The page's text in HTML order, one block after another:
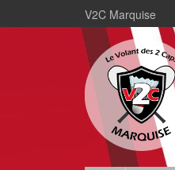
V2C Marquise